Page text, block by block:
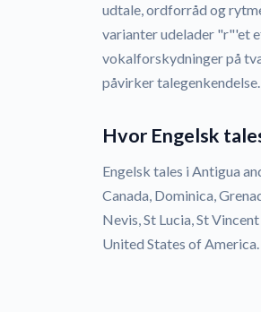
udtale, ordforråd og
varianter udelader "r"'et
vokalforskydninger på
påvirker talegenkendelse.
Hvor Engelsk
Engelsk tales i Antigua
Canada, Dominica,
Nevis, St Lucia, St
United States of America.